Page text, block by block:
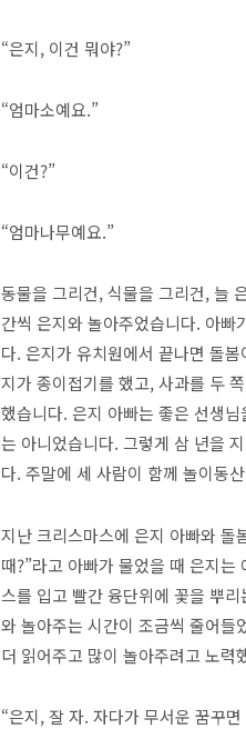
“은지, 이건 뭐야?”
“엄마소예요.”
“이건?”
“엄마나무예요.”
동물을 그리건, 식물을 그리건, 늘
간씩 은지와 놀아주었습니다. 아빠
다. 은지가 유치원에서 끝나면 돌
지가 종이접기를 했고, 사과를 두
했습니다. 은지 아빠는 좋은 선생
는 아니었습니다. 그렇게 삼 년을
다. 주말에 세 사람이 함께 놀이동
지난 크리스마스에 은지 아빠와 돌
때?”라고 아빠가 물었을 때 은지
스를 입고 빨간 융단위에 꽃을 뿌
와 놀아주는 시간이 조금씩 줄어들
더 읽어주고 많이 놀아주려고 노력
“은지, 잘 자. 자다가 무서운 꿈꾸